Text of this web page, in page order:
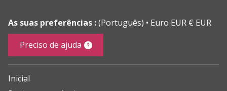
As suas preferências :(Português)
Euro EUR € EUR
Preciso de ajuda
Inicial